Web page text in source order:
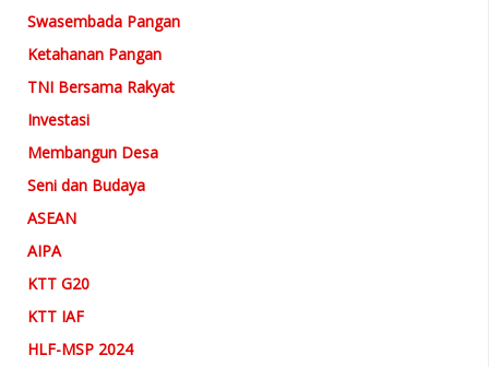
Swasembada Pangan
Ketahanan Pangan
TNI Bersama Rakyat
Investasi
Membangun Desa
Seni dan Budaya
ASEAN
AIPA
KTT G20
KTT IAF
HLF-MSP 2024